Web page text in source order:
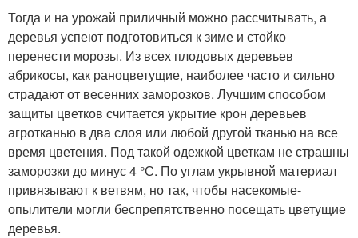
Тогда и на урожай приличный можно рассчитывать, а
деревья успеют подготовиться к зиме и стойко
перенести морозы. Из всех плодовых деревьев
абрикосы, как раноцветущие, наиболее часто и сильно
страдают от весенних заморозков. Лучшим способом
защиты цветков считается укрытие крон деревьев
агротканью в два слоя или любой другой тканью на все
время цветения. Под такой одежкой цветкам не страшны
заморозки до минус 4 °С. По углам укрывной материал
привязывают к ветвям, но так, чтобы насекомые-
опылители могли беспрепятственно посещать цветущие
деревья.